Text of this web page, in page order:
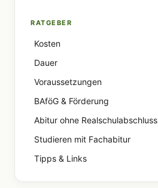
RATGEBER
Kosten
Dauer
Voraussetzungen
BAföG & Förderung
Abitur ohne Realschulabschluss
Studieren mit Fachabitur
Tipps & Links